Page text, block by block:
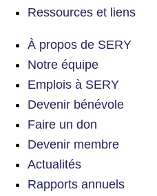
Ressources et liens
À propos de SERY
Notre équipe
Emplois à SERY
Devenir bénévole
Faire un don
Devenir membre
Actualités
Rapports annuels